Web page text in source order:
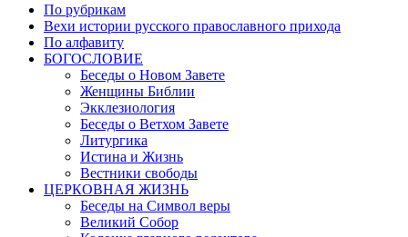
По рубрикам
Вехи истории русского православного прихода
По алфавиту
БОГОСЛОВИЕ
Беседы о Новом Завете
Женщины Библии
Экклезиология
Беседы о Ветхом Завете
Литургика
Истина и Жизнь
Вестники свободы
ЦЕРКОВНАЯ ЖИЗНЬ
Беседы на Символ веры
Великий Собор